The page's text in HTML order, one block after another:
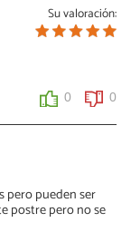
Su valoración:
0 0
pero pueden ser
postre pero no se